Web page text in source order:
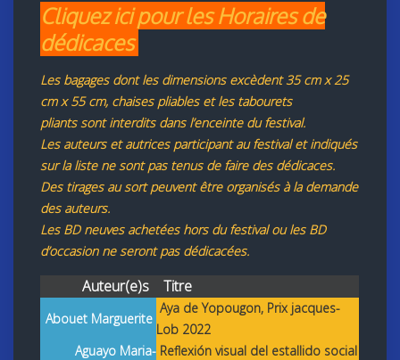
Cliquez ici pour les Horaires de
dédicaces
Les bagages dont les dimensions excèdent 35 cm x 25
cm x 55 cm, chaises pliables et les tabourets
pliants sont interdits dans l’enceinte du festival.
Les auteurs et autrices participant au festival et indiqués
sur la liste ne sont pas tenus de faire des dédicaces.
Des tirages au sort peuvent être organisés à la demande
des auteurs.
Les BD neuves achetées hors du festival ou les BD
d’occasion ne seront pas dédicacées.
Auteur(e)s Titre
Abouet Marguerite
Aya de Yopougon, Prix jacques-
Lob 2022
Aguayo Maria- Reflexión visual del estallido social